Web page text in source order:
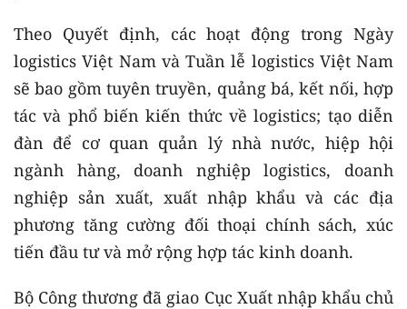
Theo Quyết định, các hoạt động trong Ngày
logistics Việt Nam và Tuần lễ logistics Việt Nam
sẽ bao gồm tuyên truyền, quảng bá, kết nối, hợp
tác và phổ biến kiến thức về logistics; tạo diễn
đàn để cơ quan quản lý nhà nước, hiệp hội
ngành hàng, doanh nghiệp logistics, doanh
nghiệp sản xuất, xuất nhập khẩu và các địa
phương tăng cường đối thoại chính sách, xúc
tiến đầu tư và mở rộng hợp tác kinh doanh.
Bộ Công thương đã giao Cục Xuất nhập khẩu chủ